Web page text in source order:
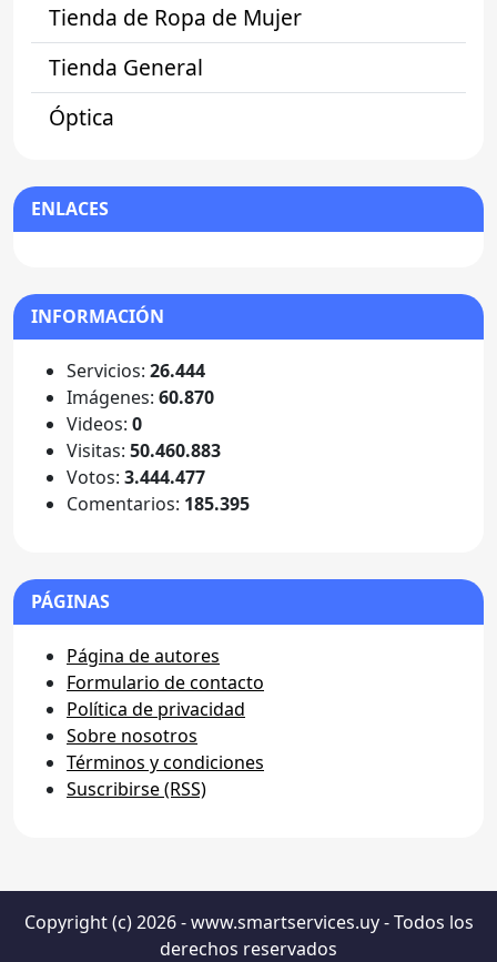
Tienda de Ropa de Mujer
Tienda General
Óptica
ENLACES
INFORMACIÓN
Servicios: 26.444
Imágenes: 60.870
Videos: 0
Visitas: 50.460.883
Votos: 3.444.477
Comentarios: 185.395
PÁGINAS
Página de autores
Formulario de contacto
Política de privacidad
Sobre nosotros
Términos y condiciones
Suscribirse (RSS)
Copyright (c) 2026 - www.smartservices.uy - Todos los
derechos reservados